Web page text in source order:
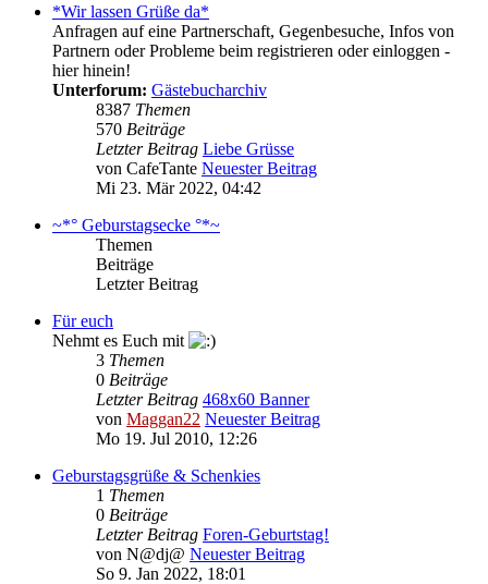
*Wir lassen Grüße da*
Anfragen auf eine Partnerschaft, Gegenbesuche, Infos von
Partnern oder Probleme beim registrieren oder einloggen -
hier hinein!
Unterforum: Gästebucharchiv
8387 Themen
570 Beiträge
Letzter Beitrag Liebe Grüsse
von CafeTante Neuester Beitrag
Mi 23. Mär 2022, 04:42
~*° Geburstagsecke °*~
Themen
Beiträge
Letzter Beitrag
Für euch
Nehmt es Euch mit
3 Themen
0 Beiträge
Letzter Beitrag 468x60 Banner
von Maggan22 Neuester Beitrag
Mo 19. Jul 2010, 12:26
Geburstagsgrüße & Schenkies
1 Themen
0 Beiträge
Letzter Beitrag Foren-Geburtstag!
von N@dj@ Neuester Beitrag
So 9. Jan 2022, 18:01